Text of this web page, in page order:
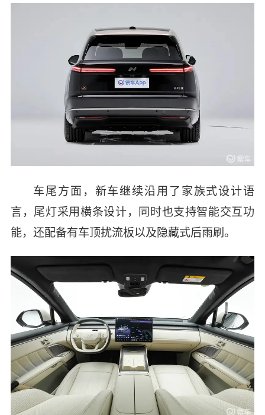
车尾方面， 新车继续沿用了家族式设计语
言， 尾灯采用横条设计，同时也支持智能交互功
能，还配备有车顶扰流板以及隐藏式后雨刷。